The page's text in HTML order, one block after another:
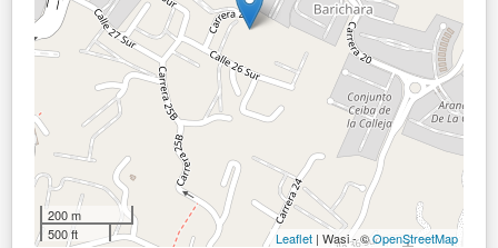
200 m
500 ft
Leaflet | Wasi - ©OpenStreetMap